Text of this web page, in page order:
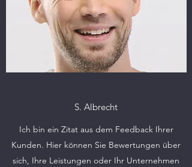
S. Albrecht
Ich bin ein Zitat aus dem Feedback Ihrer
Kunden. Hier können Sie Bewertungen über
sich, Ihre Leistungen oder Ihr Unternehmen